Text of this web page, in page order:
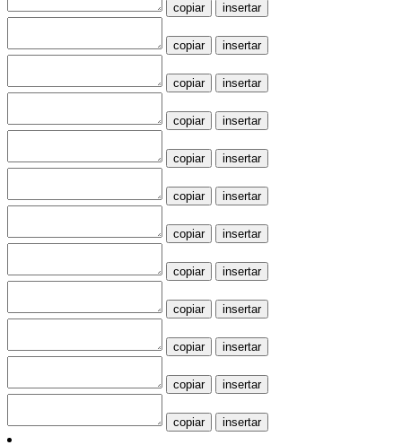
copiar insertar
copiar insertar
copiar insertar
copiar insertar
copiar insertar
copiar insertar
copiar insertar
copiar insertar
copiar insertar
copiar insertar
copiar insertar
copiar insertar